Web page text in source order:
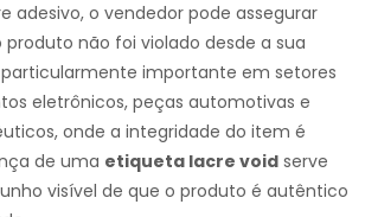
adesivo, o vendedor pode assegurar
não foi violado desde a sua
importante em setores
eletrônicos, peças automotivas e
onde a integridade do item é
de uma etiqueta lacre void serve
visível de que o produto é autêntico